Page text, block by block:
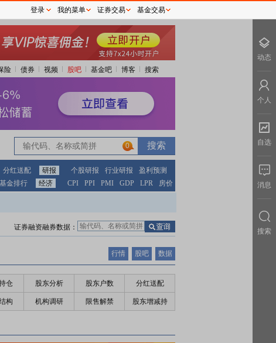
险 债券 视频 股吧 基金吧 博客 搜索
0
分红送配 研报 个股研报 行业研报
盈利预测
基金排行 经济 CPI PPI PMI GDP LPR 房价
证券融资融券数据：
行情 股吧 数据
仓 股东分析 股东户数 分红送配
构 机构调研 限售解禁 股东增减持
登录 我的菜单 证券交易 基金交易
动态
个人
自选
消息
搜索